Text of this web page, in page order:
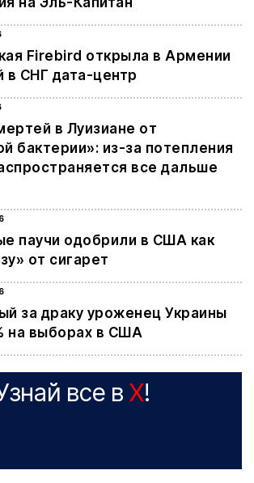
Firebird открыла в Армении
в СНГ дата-центр
в Луизиане от
бактерии»: из-за потепления
все дальше
паучи одобрили в США как
от сигарет
за драку уроженец Украины
на выборах в США
все в X!